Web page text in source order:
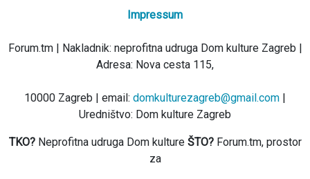
Impressum
Forum.tm | Nakladnik: neprofitna udruga Dom kulture Zagreb |
Adresa: Nova cesta 115,
10000 Zagreb | email: domkulturezagreb@gmail.com |
Uredništvo: Dom kulture Zagreb
TKO?Neprofitna udruga Dom kulture ŠTO?Forum.tm, prostor
za